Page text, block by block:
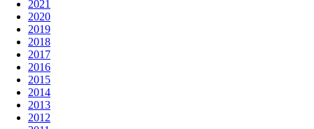
2021
2020
2019
2018
2017
2016
2015
2014
2013
2012